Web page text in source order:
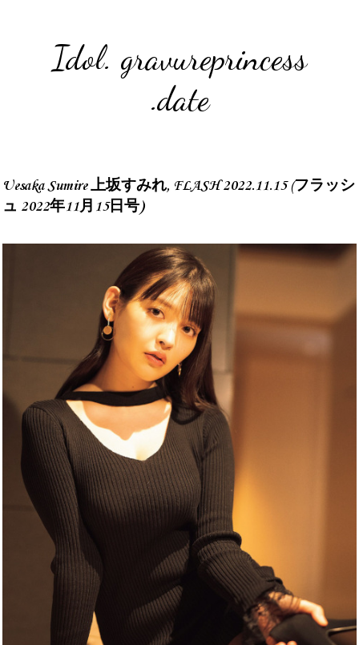
Idol. gravureprincess
.date
Uesaka Sumire 上坂すみれ, FLASH 2022.11.15 (フラッシ
ュ 2022年11月15日号)